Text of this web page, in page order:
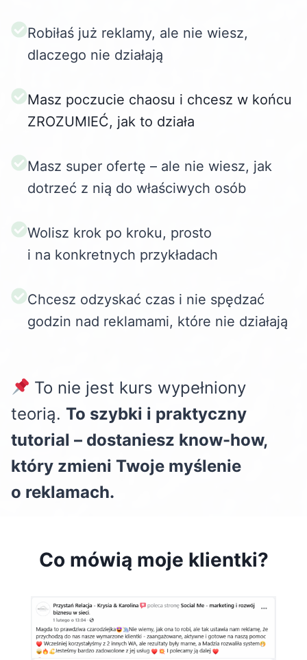
Robiłaś już reklamy, ale nie wiesz,
dlaczego nie działają
Masz poczucie chaosu i chcesz w końcu
ZROZUMIEĆ, jak to działa
Masz super ofertę – ale nie wiesz, jak
dotrzeć z nią do właściwych osób
Wolisz krok po kroku, prosto
i na konkretnych przykładach
Chcesz odzyskać czas i nie spędzać
godzin nad reklamami, które nie działają
To nie jest kurs wypełniony
teorią. To szybki i praktyczny
tutorial – dostaniesz know-how,
który zmieni Twoje myślenie
o reklamach.
Co mówią moje klientki?